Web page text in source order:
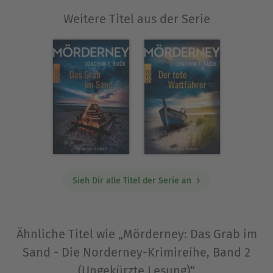
gekündigt hat, will seinen Mörder jedoch um
jeden Preis finden. Zusammen mit ihrem Freund
Hark Herforth, einem Pfarrer auf Langzeiturlaub,
befragt sie die Inselbewohner. Ein
entscheidender Hinweis führt die beiden auf die
Nachbarinsel Baltrum.Als ein Brandanschlag auf
die Redaktion des Werbeblatts ausgeübt wird,
ahnen Tilla und Hark, dass dieser Fall für sie
vielleicht gefährlicher werden könnte als gedacht.
Und bald ist klar: Wer auch immer Matthes
töten.Ein Fall so gewaltig wie ein
Über Joachim F. Kuck
Joachim F. Kuck, geboren 1979 in Wesel, bekam die
Weitere Titel aus der Serie
Sieh Dir alle Titel der Serie an
Ähnliche Titel wie „Mörderney: Das Grab im
Sand - Die Norderney-Krimireihe, Band 2